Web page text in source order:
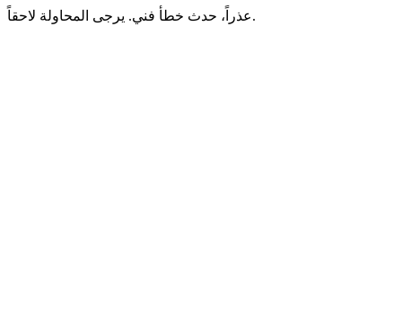
عذراً، حدث خطأ فني. يرجى المحاولة لاحقاً.